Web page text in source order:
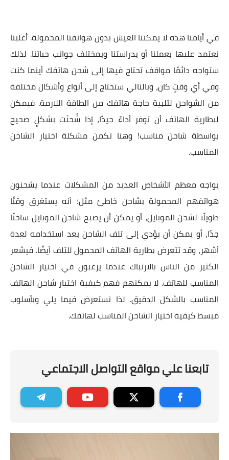
في أيامنا هذه لا يمكننا العيش بدون هواتفنا المحمولة. أغلبنا
نعتمد عليها بعملنا أو بدراستنا وبمختلف جوانب حياتنا. لذلك
ستواجه دائمًا مواقف تحتاج فيها إلى شحن هاتفك أينما كنت
وفي أي وقتٍ كان، وبالتالي ستحتاج إلى أنواع وأشكال مختلفة
من الشواحن لتلبية حاجة هاتفك من الطاقة اللازمة. فيمكن
لبطارية الهاتف أن توفر أداءً جيدًا، إذا شُحنَت بشكلٍ صحيح
بواسطة شاحن مناسب! وهنا تكمن مشكلة اختيار الشاحن
المناسب.
يواجه معظم الأشخاص العديد من المشكلات عندما يشحنون
هواتفهم المحمولة بشاحن خاطئ مثل؛ أنه يستغرق وقتًا
طويلًا لشحن الموبايل، أو يمكن أن يصبح شاحن الموبايل ساخنًا
جدًا، أو يمكن أن يؤدي إلى تلف الشاحن بعد استخدامه لعدة
أشهر، وقد تتعرض بطارية الهاتف المحمول للتلف أيضًا. فيشعر
الكثير من الناس بالارتباك عندما يرغبون في اختيار الشاحن
المناسب للهاتف. لا يمكنهم فهم كيفية اختيار شاحن الهاتف
المناسب بالشكل الدقيق. لذا نستعرض فيما يلي وبأسلوب
مبسط كيفية اختيار الشاحن المناسب لهاتفك.
تابعنا علي مواقع التواصل الاجتماعي